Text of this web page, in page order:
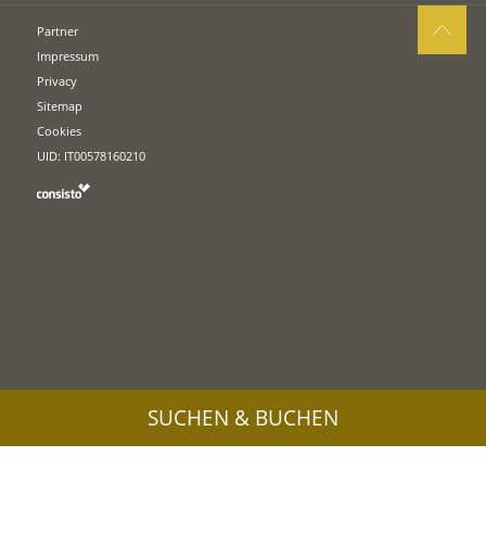
Partner
Impressum
Privacy
Sitemap
Cookies
UID: IT00578160210
SUCHEN & BUCHEN